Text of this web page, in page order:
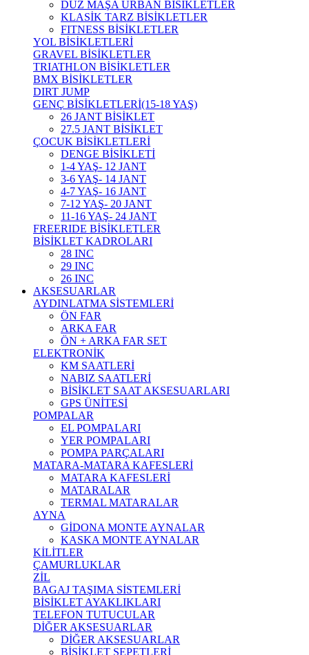
DÜZ MAŞA URBAN BİSİKLETLER
KLASİK TARZ BİSİKLETLER
FITNESS BİSİKLETLER
YOL BİSİKLETLERİ
GRAVEL BİSİKLETLER
TRIATHLON BİSİKLETLER
BMX BİSİKLETLER
DIRT JUMP
GENÇ BİSİKLETLERİ(15-18 YAŞ)
26 JANT BİSİKLET
27.5 JANT BİSİKLET
ÇOCUK BİSİKLETLERİ
DENGE BİSİKLETİ
1-4 YAŞ- 12 JANT
3-6 YAŞ- 14 JANT
4-7 YAŞ- 16 JANT
7-12 YAŞ- 20 JANT
11-16 YAŞ- 24 JANT
FREERIDE BİSİKLETLER
BİSİKLET KADROLARI
28 INC
29 INC
26 INC
AKSESUARLAR
AYDINLATMA SİSTEMLERİ
ÖN FAR
ARKA FAR
ÖN + ARKA FAR SET
ELEKTRONİK
KM SAATLERİ
NABIZ SAATLERİ
BİSİKLET SAAT AKSESUARLARI
GPS ÜNİTESİ
POMPALAR
EL POMPALARI
YER POMPALARI
POMPA PARÇALARI
MATARA-MATARA KAFESLERİ
MATARA KAFESLERİ
MATARALAR
TERMAL MATARALAR
AYNA
GİDONA MONTE AYNALAR
KASKA MONTE AYNALAR
KİLİTLER
ÇAMURLUKLAR
ZİL
BAGAJ TAŞIMA SİSTEMLERİ
BİSİKLET AYAKLIKLARI
TELEFON TUTUCULAR
DİĞER AKSESUARLAR
DİĞER AKSESUARLAR
BİSİKLET SEPETLERİ